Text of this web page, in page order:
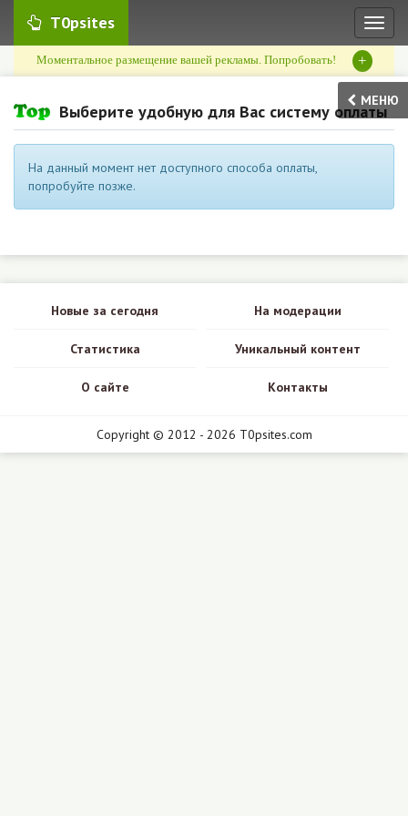
T0psites
Моментальное размещение вашей рекламы. Попробовать! +
МЕНЮ
Выберите удобную для Вас систему оплаты
На данный момент нет доступного способа оплаты,
попробуйте позже.
Новые за сегодня На модерации
Статистика Уникальный контент
О сайте Контакты
Copyright © 2012 - 2026 T0psites.com